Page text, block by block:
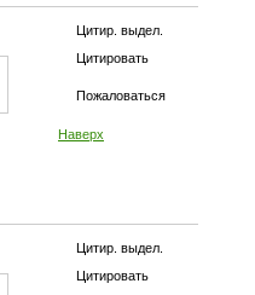
Цитир. выдел.
Цитировать
Пожаловаться
Наверх
Цитир. выдел.
Цитировать